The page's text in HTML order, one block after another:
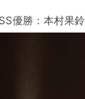
優勝：本村果鈴